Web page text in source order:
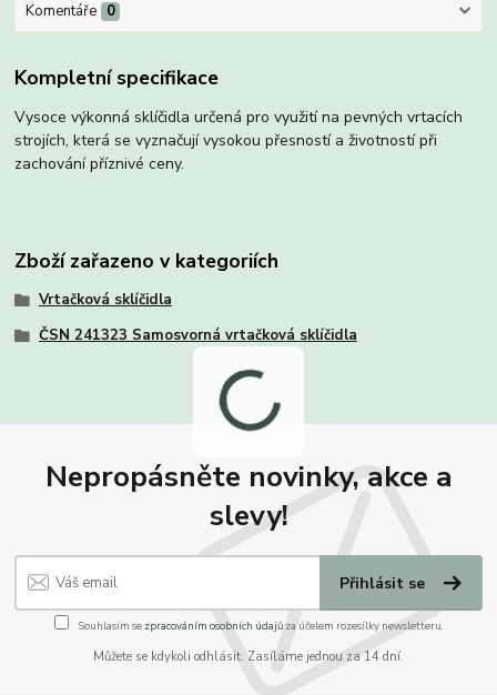
Komentáře 0
Kompletní specifikace
Vysoce výkonná sklíčidla určená pro využití na pevných vrtacích
strojích, která se vyznačují vysokou přesností a životností při
zachování příznivé ceny.
Zboží zařazeno v kategoriích
Vrtačková sklíčidla
ČSN 241323 Samosvorná vrtačková sklíčidla
Nepropásněte novinky, akce a
slevy!
Přihlásit se
Souhlasím se zpracováním osobních údajůza účelem rozesílky newsletteru.
Můžete se kdykoli odhlásit. Zasíláme jednou za 14 dní.